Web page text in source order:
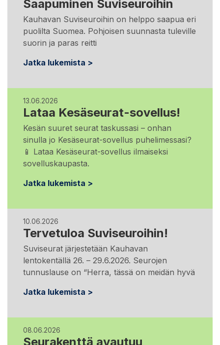
Saapuminen Suviseuroihin
Kauhavan Suviseuroihin on helppo saapua eri
puolilta Suomea. Pohjoisen suunnasta tuleville
suorin ja paras reitti
Jatka lukemista >
13.06.2026
Lataa Kesäseurat-sovellus!
Kesän suuret seurat taskussasi – onhan
sinulla jo Kesäseurat-sovellus puhelimessasi?
📱 Lataa Kesäseurat-sovellus ilmaiseksi
sovelluskaupasta.
Jatka lukemista >
10.06.2026
Tervetuloa Suviseuroihin!
Suviseurat järjestetään Kauhavan
lentokentällä 26. – 29.6.2026. Seurojen
tunnuslause on “Herra, tässä on meidän hyvä
Jatka lukemista >
08.06.2026
Seurakenttä avautuu